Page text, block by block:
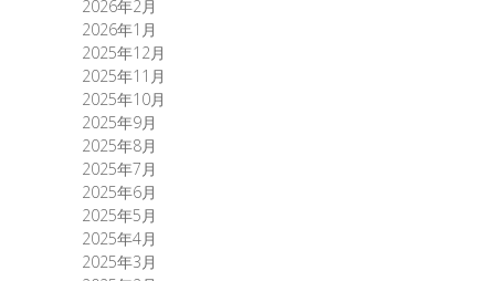
2026年2月
2026年1月
2025年12月
2025年11月
2025年10月
2025年9月
2025年8月
2025年7月
2025年6月
2025年5月
2025年4月
2025年3月